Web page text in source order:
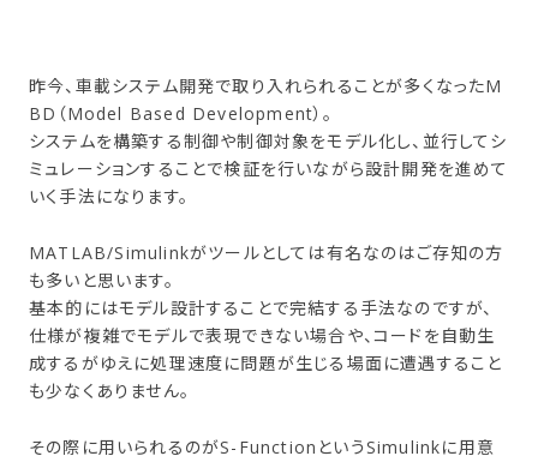
昨今、車載システム開発で取り入れられることが多くなったM
BD（Model Based Development）。
システムを構築する制御や制御対象をモデル化し、並行してシ
ミュレーションすることで検証を行いながら設計開発を進めて
いく手法になります。
MATLAB/Simulinkがツールとしては有名なのはご存知の方
も多いと思います。
基本的にはモデル設計することで完結する手法なのですが、
仕様が複雑でモデルで表現できない場合や、コードを自動生
成するがゆえに処理速度に問題が生じる場面に遭遇すること
も少なくありません。
その際に用いられるのがS-FunctionというSimulinkに用意